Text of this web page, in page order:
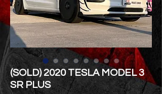
(SOLD) 2020 TESLA MODEL 3
SR PLUS